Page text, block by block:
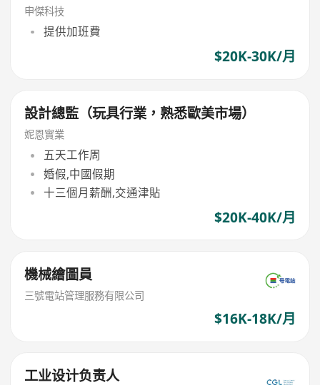
申傑科技
提供加班費
$20K-30K/月
設計總監（玩具行業，熟悉歐美市場）
妮恩實業
五天工作周
婚假,中國假期
十三個月薪酬,交通津貼
$20K-40K/月
機械繪圖員
三號電站管理服務有限公司
$16K-18K/月
工业设计负责人